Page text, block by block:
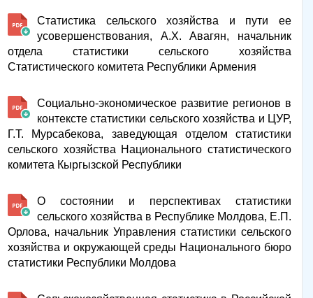
Статистика сельского хозяйства и пути ее
усовершенствования, А.Х. Авагян, начальник
отдела статистики сельского хозяйства
Статистического комитета Республики Армения
Социально-экономическое развитие регионов в
контексте статистики сельского хозяйства и ЦУР,
Г.Т. Мурсабекова, заведующая отделом статистики
сельского хозяйства Национального статистического
комитета Кыргызской Республики
О состоянии и перспективах статистики
сельского хозяйства в Республике Молдова, Е.П.
Орлова, начальник Управления статистики сельского
хозяйства и окружающей среды Национального бюро
статистики Республики Молдова